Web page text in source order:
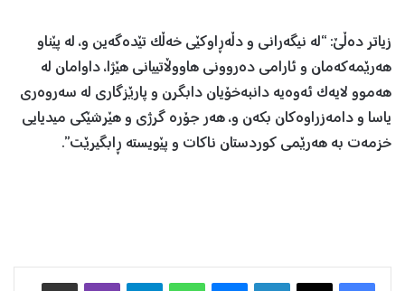
زیاتر دەڵێ: “لە نیگەرانی و دڵەڕاوکێی خەڵک تێدەگەین و، لە پێناو
هەرێمەکەمان و ئارامی دەروونی هاووڵاتییانی هێژا، داوامان لە
هەموو لایەک ئەوەیە دانبەخۆیان دابگرن و پارێزگاری لە سەروەری
یاسا و دامەزراوەکان بکەن و، هەر جۆرە گرژی و هێرشێکی میدیایی
خزمەت بە هەرێمی کوردستان ناکات و پێویستە ڕابگیرێت”.
X
Telegram